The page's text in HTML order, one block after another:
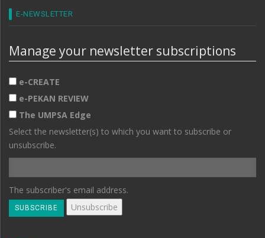
E-NEWSLETTER
Manage your newsletter subscriptions
e-CREATE
e-PEKAN REVIEW
The UMPSA Edge
Select the newsletter(s) to which you want to subscribe or
unsubscribe.
The subscriber's email address.